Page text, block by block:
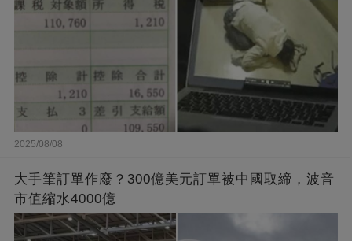
2025/08/08
大手筆訂單作廢？300億美元訂單被中國取締，波音
市值縮水4000億